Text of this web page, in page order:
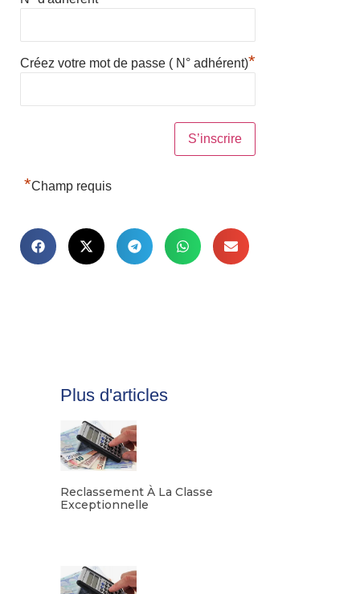
Créez votre mot de passe ( N° adhérent)*
*Champ requis
Plus d'articles
Reclassement À La Classe
Exceptionnelle